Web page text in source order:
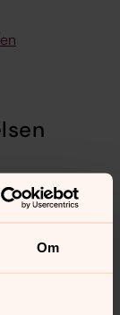
Om
2024:6
det offentliga